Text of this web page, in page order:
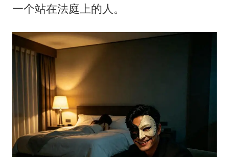
一个站在法庭上的人。